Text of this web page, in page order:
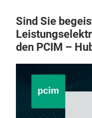
Sind Sie
den PCIM –